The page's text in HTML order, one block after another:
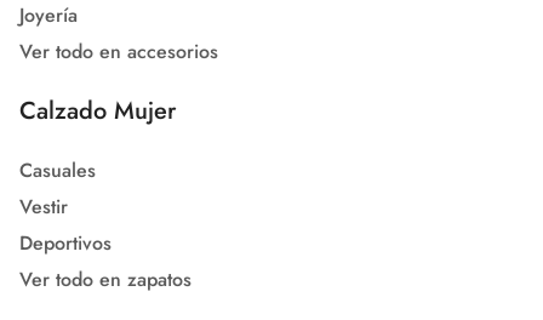
Joyería
Ver todo en accesorios
Calzado Mujer
Casuales
Vestir
Deportivos
Ver todo en zapatos